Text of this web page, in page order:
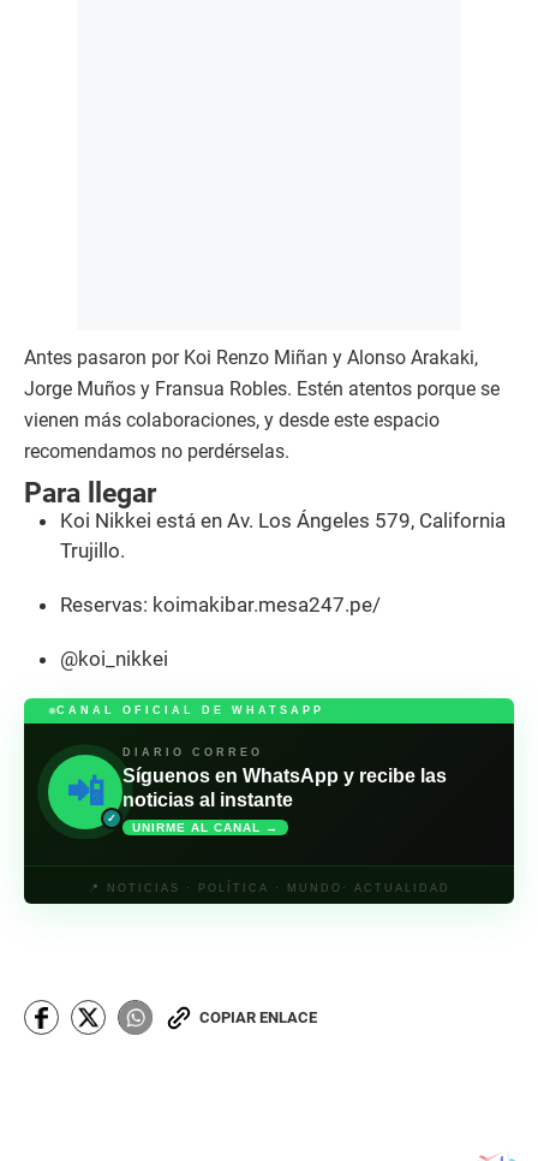
Antes pasaron por Koi Renzo Miñan y Alonso Arakaki,
Jorge Muños y Fransua Robles. Estén atentos porque se
vienen más colaboraciones, y desde este espacio
recomendamos no perdérselas.
Para llegar
Koi Nikkei está en Av. Los Ángeles 579, California
Trujillo.
Reservas: koimakibar.mesa247.pe/
@koi_nikkei
CANAL OFICIAL DE WHATSAPP
📲
✓
DIARIO CORREO
Síguenos en WhatsApp y recibe las
noticias al instante
UNIRME AL CANAL →
📍 NOTICIAS · POLÍTICA · MUNDO· ACTUALIDAD
COPIAR ENLACE